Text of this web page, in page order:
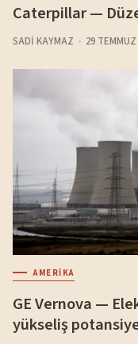
Caterpillar —
SADI KAYMAZ 29
AMERIKA
GE Vernova —
yükseliş